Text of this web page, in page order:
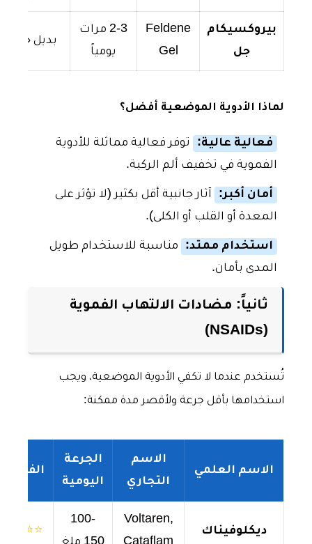
بيروكسيكام
جل
Feldene
Gel
2-3 مرات
يومياً
بديل جيد
لماذا الأدوية الموضعية أفضل؟
فعالية عالية:
توفر فعالية مماثلة للأدوية
الفموية في تخفيف ألم الركبة.
أمان أكبر:
آثار جانبية أقل بكثير (لا تؤثر على
المعدة أو القلب أو الكلى).
استخدام ممتد:
مناسبة للاستخدام طويل
المدى بأمان.
ثانياً: مضادات الالتهاب الفموية
(NSAIDs)
تُستخدم عندما لا تكفي الأدوية الموضعية، ويجب
استخدامها بأقل جرعة ولأقصر مدة ممكنة:
الاسم العلمي
الاسم
التجاري
الجرعة
اليومية
ديكلوفيناك
Voltaren,
100-